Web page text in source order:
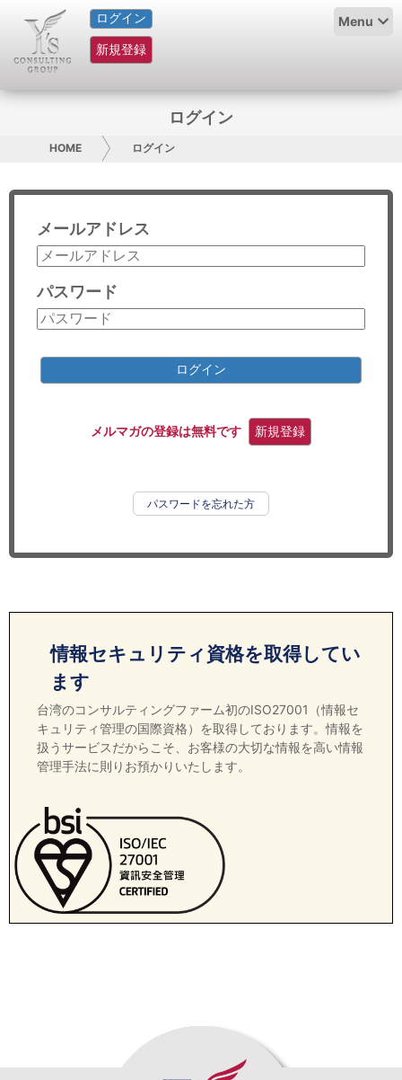
ログイン
新規登録
Menu
HOME
サービス紹介
グループ概要
採用情報
お問い合わせ
コンサルティング
リサーチ
ログイン
HOME ログイン
メールアドレス
パスワード
ログイン
メルマガの登録は無料です 新規登録
パスワードを忘れた方
情報セキュリティ資格を取得してい
ます
台湾のコンサルティングファーム初のISO27001（情報セ
キュリティ管理の国際資格）を取得しております。情報を
扱うサービスだからこそ、お客様の大切な情報を高い情報
管理手法に則りお預かりいたします。